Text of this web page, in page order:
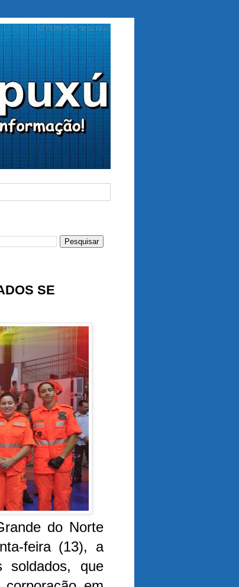
SE
do Norte
feira (13), a
soldados, que